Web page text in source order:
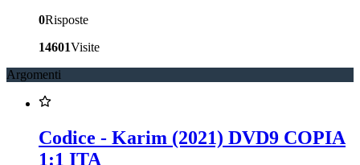
0Risposte
14601Visite
Argomenti
Codice - Karim (2021) DVD9 COPIA
1:1 ITA